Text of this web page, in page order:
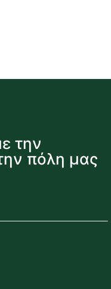
την
πόλη μας